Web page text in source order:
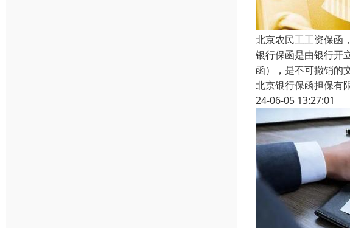
北京农民工工资保函
银行保函是由银行开
函），是不可撤销的
北京银行保函担保有
24-06-05 13:27:01